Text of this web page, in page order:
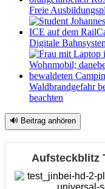
Freie
Digitale
Waldbrandgefahr
beachten
🔊 Beitrag anhören
Aufsteckblitz